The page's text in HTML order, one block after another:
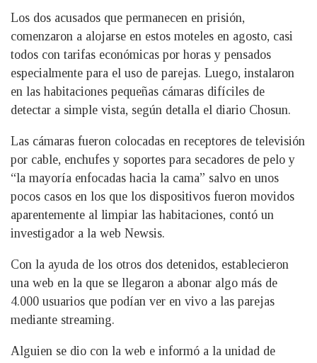
Los dos acusados que permanecen en prisión,
comenzaron a alojarse en estos moteles en agosto, casi
todos con tarifas económicas por horas y pensados
especialmente para el uso de parejas. Luego, instalaron
en las habitaciones pequeñas cámaras difíciles de
detectar a simple vista, según detalla el diario Chosun.
Las cámaras fueron colocadas en receptores de televisión
por cable, enchufes y soportes para secadores de pelo y
“la mayoría enfocadas hacia la cama” salvo en unos
pocos casos en los que los dispositivos fueron movidos
aparentemente al limpiar las habitaciones, contó un
investigador a la web Newsis.
Con la ayuda de los otros dos detenidos, establecieron
una web en la que se llegaron a abonar algo más de
4.000 usuarios que podían ver en vivo a las parejas
mediante streaming.
Alguien se dio con la web e informó a la unidad de